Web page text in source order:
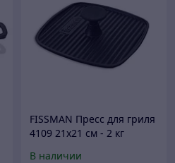
FISSMAN Пресс для гриля
4109 21x21 см - 2 кг
В наличии